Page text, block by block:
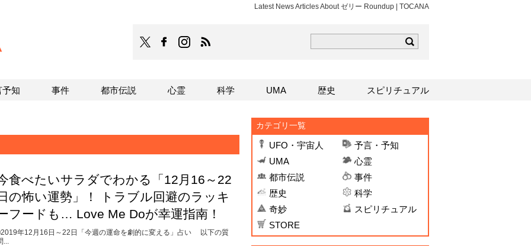
Latest News Articles About ゼリー Roundup | TOCANA
TOCANAのFacebookはこちら
TOCANAのinstagramはこちら
食べたいサラダでわかる「12月16～22
の怖い運勢」！ トラブル回避のラッキ
フードも… Love Me Doが幸運指南！
年12月16日～22日「今週の運命を劇的に変える」占い 以下の質
...
カテゴリ一覧
UFO・宇宙人
予言・予知
UMA
心霊
都市伝説
事件
歴史
科学
奇妙
スピリチュアル
STORE
予知 事件 都市伝説 心霊 科学 UMA 歴史 スピリチュアル